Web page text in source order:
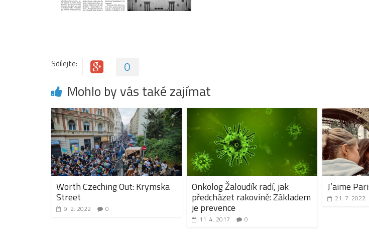
Sdílejte: 0
Mohlo by vás také zajímat
Worth Czeching Out: Krymska
Street
9. 2. 2022 0
Onkolog Žaloudík radí, jak
předcházet rakovině: Základem
je prevence
11. 4. 2017 0
J‘aime
21. 7. 2022